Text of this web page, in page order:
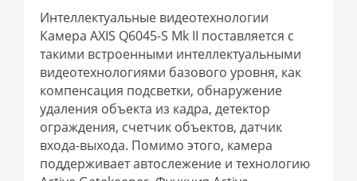
Интеллектуальные видеотехнологии
Камера AXIS Q6045-S Mk II поставляется с
такими встроенными интеллектуальными
видеотехнологиями базового уровня, как
компенсация подсветки, обнаружение
удаления объекта из кадра, детектор
ограждения, счетчик объектов, датчик
входа-выхода. Помимо этого, камера
поддерживает автослежение и технологию